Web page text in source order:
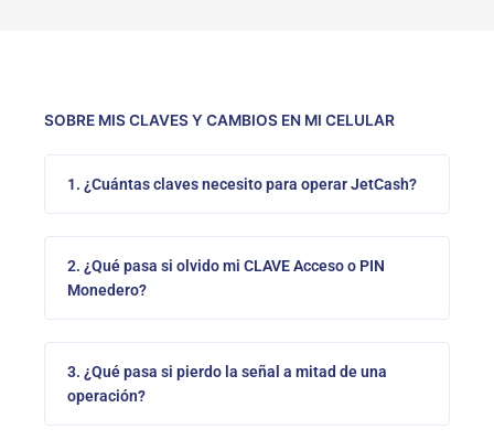
SOBRE MIS CLAVES Y CAMBIOS EN MI CELULAR
1. ¿Cuántas claves necesito para operar JetCash?
2. ¿Qué pasa si olvido mi CLAVE Acceso o PIN
Monedero?
3. ¿Qué pasa si pierdo la señal a mitad de una
operación?